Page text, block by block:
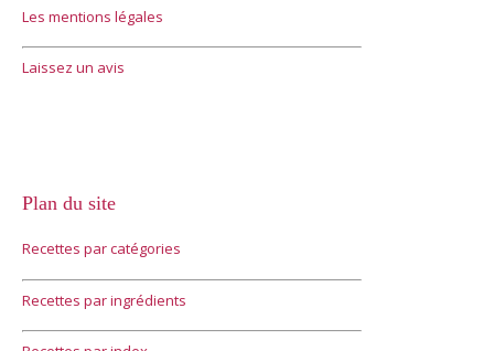
Les mentions légales
Laissez un avis
Plan du site
Recettes par catégories
Recettes par ingrédients